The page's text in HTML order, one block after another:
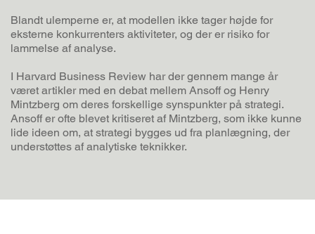
Blandt ulemperne er, at modellen ikke tager højde for
eksterne konkurrenters aktiviteter, og der er risiko for
lammelse af analyse.
I Harvard Business Review har der gennem mange år
været artikler med en debat mellem Ansoff og Henry
Mintzberg om deres forskellige synspunkter på strategi.
Ansoff er ofte blevet kritiseret af Mintzberg, som ikke kunne
lide ideen om, at strategi bygges ud fra planlægning, der
understøttes af analytiske teknikker.